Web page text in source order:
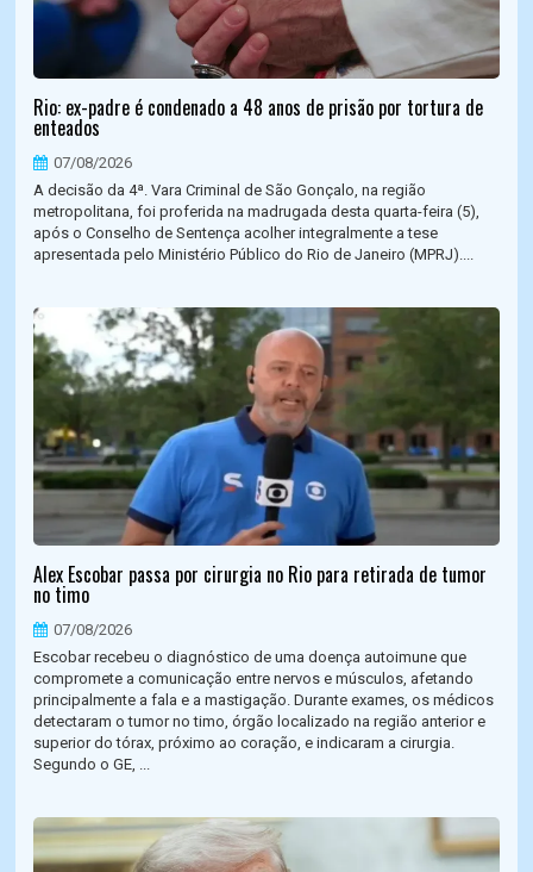
Rio: ex-padre é condenado a 48 anos de prisão por tortura de
enteados
07/08/2026
A decisão da 4ª. Vara Criminal de São Gonçalo, na região
metropolitana, foi proferida na madrugada desta quarta-feira (5),
após o Conselho de Sentença acolher integralmente a tese
apresentada pelo Ministério Público do Rio de Janeiro (MPRJ)....
Alex Escobar passa por cirurgia no Rio para retirada de tumor
no timo
07/08/2026
Escobar recebeu o diagnóstico de uma doença autoimune que
compromete a comunicação entre nervos e músculos, afetando
principalmente a fala e a mastigação. Durante exames, os médicos
detectaram o tumor no timo, órgão localizado na região anterior e
superior do tórax, próximo ao coração, e indicaram a cirurgia.
Segundo o GE, ...